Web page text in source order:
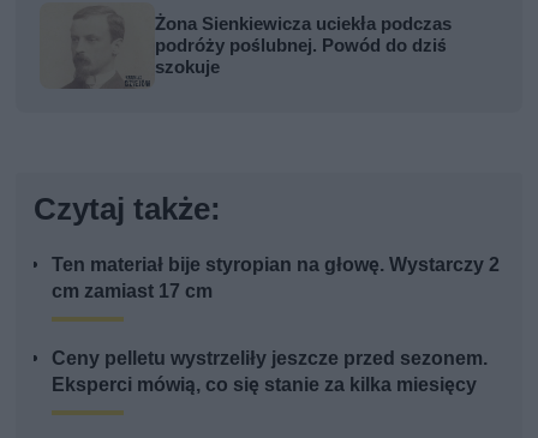
Żona Sienkiewicza uciekła podczas
podróży poślubnej. Powód do dziś
szokuje
Czytaj także:
Ten materiał bije styropian na głowę. Wystarczy 2
cm zamiast 17 cm
Ceny pelletu wystrzeliły jeszcze przed sezonem.
Eksperci mówią, co się stanie za kilka miesięcy